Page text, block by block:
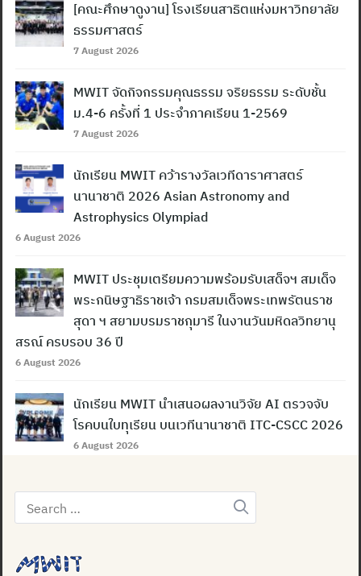
[คณะศึกษาดูงาน] โรงเรียนสาธิตแห่งมหาวิทยาลัย
ธรรมศาสตร์
7 August 2026
MWIT จัดกิจกรรมคุณธรรม จริยธรรม ระดับชั้น
ม.4-6 ครั้งที่ 1 ประจำภาคเรียน 1-2569
7 August 2026
นักเรียน MWIT คว้ารางวัลเวทีดาราศาสตร์
นานาชาติ 2026 Asian Astronomy and
Astrophysics Olympiad
6 August 2026
MWIT ประชุมเตรียมความพร้อมรับเสด็จฯ สมเด็จ
พระกนิษฐาธิราชเจ้า กรมสมเด็จพระเทพรัตนราช
สุดา ฯ สยามบรมราชกุมารี ในงานวันมหิดลวิทยานุ
สรณ์ ครบรอบ 36 ปี
6 August 2026
นักเรียน MWIT นำเสนอผลงานวิจัย AI ตรวจจับ
โรคบนใบทุเรียน บนเวทีนานาชาติ ITC-CSCC 2026
6 August 2026
Search
for: